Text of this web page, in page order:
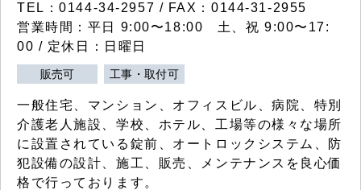
TEL：0144-34-2957 / FAX：0144-31-2955
営業時間：平日 9:00〜18:00 土、祝 9:00〜17:
00 / 定休日：日曜日
販売可 工事・取付可
一般住宅、マンション、オフィスビル、病院、特別
介護老人施設、学校、ホテル、工場等の様々な場所
に設置されている錠前、オートロックシステム、防
犯設備の設計、施工、販売、メンテナンスを良心価
格で行っております。